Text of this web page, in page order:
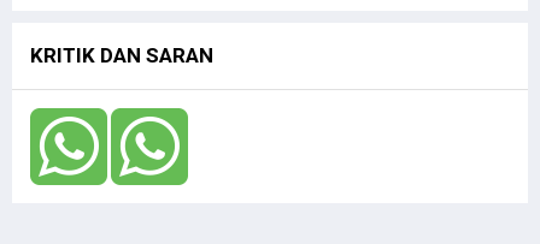
KRITIK DAN SARAN